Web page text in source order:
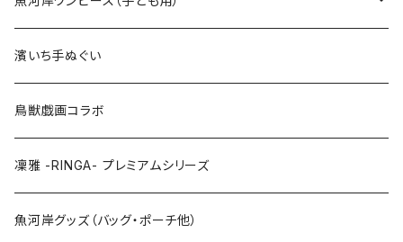
Lサイズ
LLサイズ
特大3Lサイズ
110cm
120cm
130cm
上下セット
100cm
120cm
濱いち手ぬぐい
鳥獣戯画コラボ
凜雅 -RINGA- プレミアムシリーズ
魚河岸グッズ（バッグ・ポーチ他）